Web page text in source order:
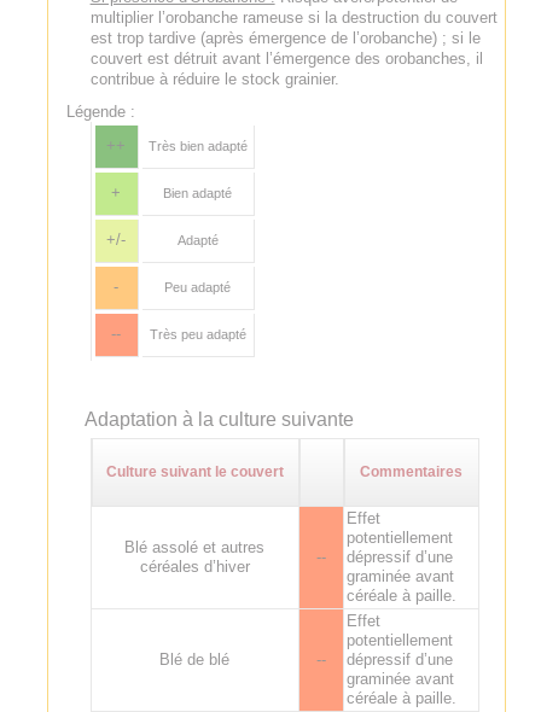
multiplier l’orobanche rameuse si la destruction du couvert
est trop tardive (après émergence de l’orobanche) ; si le
couvert est détruit avant l’émergence des orobanches, il
contribue à réduire le stock grainier.
Légende :
++
Très bien adapté
+ Bien adapté
+/- Adapté
- Peu adapté
-- Très peu adapté
Adaptation à la culture suivante
Culture suivant le couvert Commentaires
Blé assolé et autres
céréales d’hiver
--
Effet
potentiellement
dépressif d’une
graminée avant
céréale à paille.
Blé de blé --
Effet
potentiellement
dépressif d’une
graminée avant
céréale à paille.